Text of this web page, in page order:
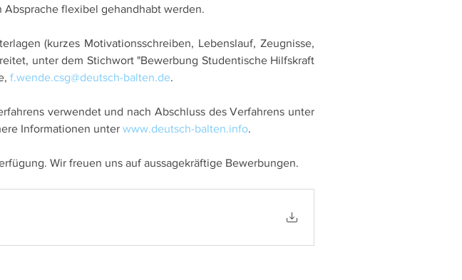
Absprache flexibel gehandhabt werden.
(kurzes Motivationsschreiben, Lebenslauf, Zeugnisse,
unter dem Stichwort "Bewerbung Studentische Hilfskraft
f.wende.csg@deutsch-balten.de.
verwendet und nach Abschluss des Verfahrens unter
Informationen unter www.deutsch-balten.info.
Wir freuen uns auf aussagekräftige Bewerbungen.